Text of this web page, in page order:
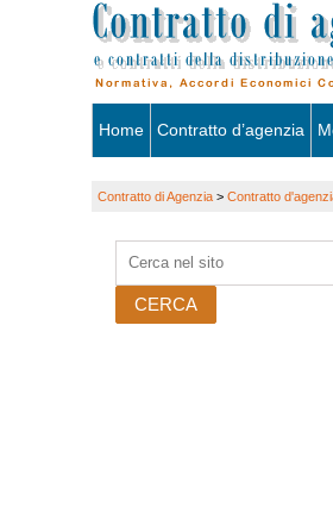
Skip
Home Contratto d’agenzia
Contratto di Agenzia > Contratto